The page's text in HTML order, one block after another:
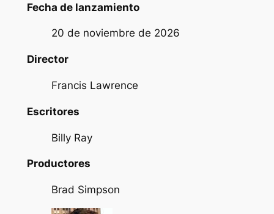
Fecha de lanzamiento
20 de noviembre de 2026
Director
Francis Lawrence
Escritores
Billy Ray
Productores
Brad Simpson